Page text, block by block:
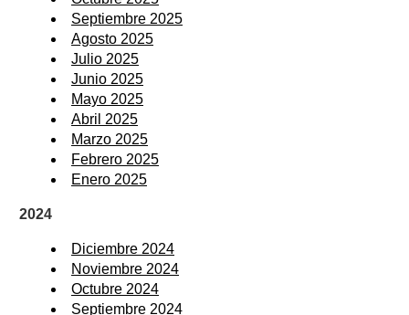
Septiembre 2025
Agosto 2025
Julio 2025
Junio 2025
Mayo 2025
Abril 2025
Marzo 2025
Febrero 2025
Enero 2025
2024
Diciembre 2024
Noviembre 2024
Octubre 2024
Septiembre 2024